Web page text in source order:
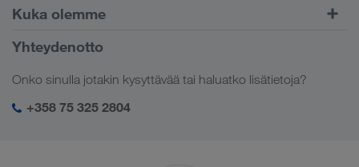
CONNECT-asiakasportaali
Digitaaliset ratkaisut
Toimialakohtaiset ratkaisut
Eurooppa
Kaukasus
Keski-Aasia
Lähi-itä
Kuka olemme
Yritystiedot
Yhteiskuntavastuu
SHEQ-hallinto
Yhteydenotto
Onko sinulla jotakin kysyttävää tai haluatko lisätietoja?
+358 75 325 2804